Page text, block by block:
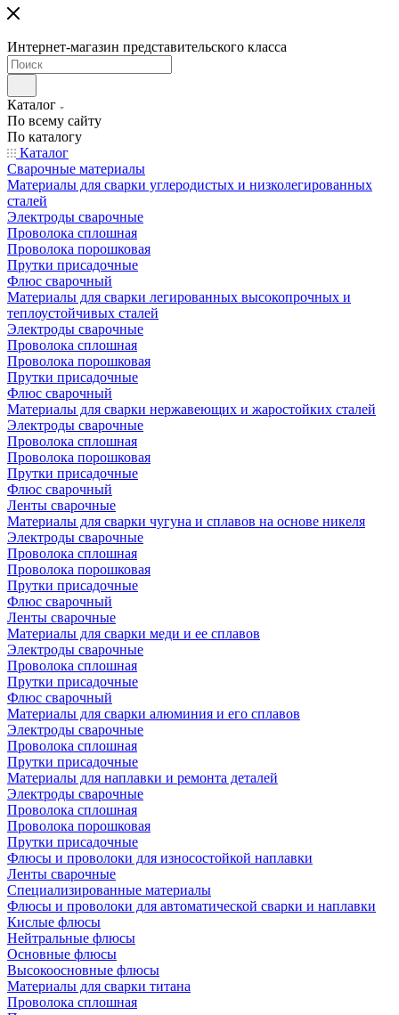
Интернет-магазин представительского класса
Каталог
По всему сайту
По каталогу
Каталог
Сварочные материалы
Материалы для сварки углеродистых и низколегированных
сталей
Электроды сварочные
Проволока сплошная
Проволока порошковая
Прутки присадочные
Флюс сварочный
Материалы для сварки легированных высокопрочных и
теплоустойчивых сталей
Электроды сварочные
Проволока сплошная
Проволока порошковая
Прутки присадочные
Флюс сварочный
Материалы для сварки нержавеющих и жаростойких сталей
Электроды сварочные
Проволока сплошная
Проволока порошковая
Прутки присадочные
Флюс сварочный
Ленты сварочные
Материалы для сварки чугуна и сплавов на основе никеля
Электроды сварочные
Проволока сплошная
Проволока порошковая
Прутки присадочные
Флюс сварочный
Ленты сварочные
Материалы для сварки меди и ее сплавов
Электроды сварочные
Проволока сплошная
Прутки присадочные
Флюс сварочный
Материалы для сварки алюминия и его сплавов
Электроды сварочные
Проволока сплошная
Прутки присадочные
Материалы для наплавки и ремонта деталей
Электроды сварочные
Проволока сплошная
Проволока порошковая
Прутки присадочные
Флюсы и проволоки для износостойкой наплавки
Ленты сварочные
Специализированные материалы
Флюсы и проволоки для автоматической сварки и наплавки
Кислые флюсы
Нейтральные флюсы
Основные флюсы
Высокоосновные флюсы
Материалы для сварки титана
Проволока сплошная